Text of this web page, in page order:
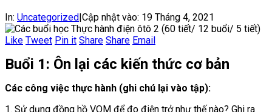
In: Uncategorized|Cập nhật vào: 19 Tháng 4, 2021
Like Tweet Pin it Share Share Email
Buổi 1: Ôn lại các kiến thức cơ bản
Các công việc thực hành (ghi chú lại vào tập):
1. Sử dụng đồng hồ VOM để đo điện trở như thế nào? Ghi ra